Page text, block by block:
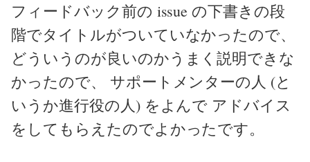
フィードバック前の issue の下書きの段
階でタイトルがついていなかったので、
どういうのが良いのかうまく説明できな
かったので、 サポートメンターの人 (と
いうか進行役の人) をよんで アドバイス
をしてもらえたのでよかったです。